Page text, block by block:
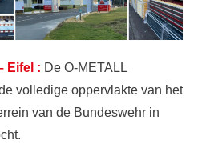
Eifel : De O-METALL
volledige oppervlakte van het
van de Bundeswehr in